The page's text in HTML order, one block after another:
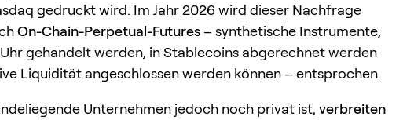
gedruckt wird. Im Jahr 2026 wird dieser Nachfrage
On-Chain-Perpetual-Futures– synthetische Instrumente,
gehandelt werden, in Stablecoins abgerechnet werden
Liquidität angeschlossen werden können – entsprochen.
Unternehmen jedoch noch privat ist, verbreiten